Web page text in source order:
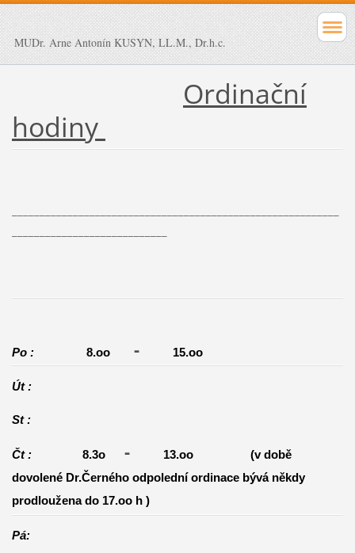
MUDr. Arne Antonín KUSYN, LL.M., Dr.h.c.
Ordinační
hodiny
Po : 8.oo- 15.oo
Út :
St :
Čt : 8.3o- 13.oo
(v době
dovolené Dr.Černého odpolední ordinace bývá někdy
prodloužena do 17.oo h )
Pá: